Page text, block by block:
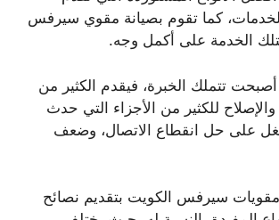
كما تقوم بصيانة مقوي سيرفس
الخدمة على أكمل وجه.
تتملك الخبرة، فيقدم الكثير من
للكثير من الأجزاء التي حدث
على حل انقطاع الاتصال، وضعف
سيرفس الكويت بتقديم نصائح